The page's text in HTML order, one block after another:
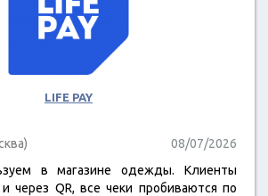
LIFE PAY
08/07/2026
в магазине одежды. Клиенты
через QR, все чеки пробиваются по